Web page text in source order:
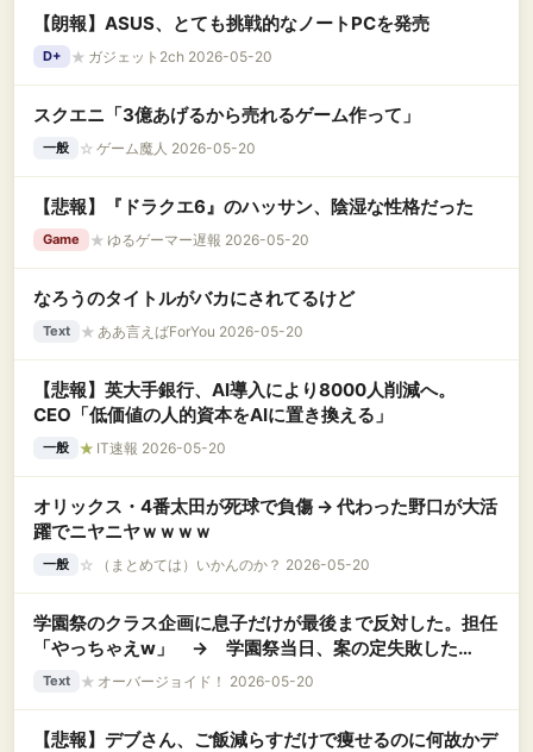
【朗報】ASUS、とても挑戦的なノートPCを発売
D+ ★ ガジェット2ch 2026-05-20
スクエニ「3億あげるから売れるゲーム作って」
一般 ☆ ゲーム魔人 2026-05-20
【悲報】『ドラクエ6』のハッサン、陰湿な性格だった
Game ★ ゆるゲーマー遅報 2026-05-20
なろうのタイトルがバカにされてるけど
Text ★ ああ言えばForYou 2026-05-20
【悲報】英大手銀行、AI導入により8000人削減へ。
CEO「低価値の人的資本をAIに置き換える」
一般 ★ IT速報 2026-05-20
オリックス・4番太田が死球で負傷 → 代わった野口が大活
躍でニヤニヤｗｗｗｗ
一般 ☆ （まとめては）いかんのか？ 2026-05-20
学園祭のクラス企画に息子だけが最後まで反対した。担任
「やっちゃえw」 → 学園祭当日、案の定失敗した
が……. 担任「止めてくれればこんなことにならなかっ
Text ★ オーバージョイド！ 2026-05-20
【悲報】デブさん、ご飯減らすだけで痩せるのに何故かデ